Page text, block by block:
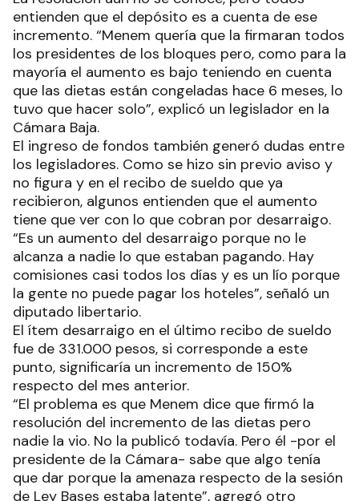
entienden que el depósito es a cuenta de ese
incremento. “Menem quería que la firmaran todos
los presidentes de los bloques pero, como para la
mayoría el aumento es bajo teniendo en cuenta
que las dietas están congeladas hace 6 meses, lo
tuvo que hacer solo”, explicó un legislador en la
Cámara Baja.
El ingreso de fondos también generó dudas entre
los legisladores. Como se hizo sin previo aviso y
no figura y en el recibo de sueldo que ya
recibieron, algunos entienden que el aumento
tiene que ver con lo que cobran por desarraigo.
“Es un aumento del desarraigo porque no le
alcanza a nadie lo que estaban pagando. Hay
comisiones casi todos los días y es un lío porque
la gente no puede pagar los hoteles”, señaló un
diputado libertario.
El ítem desarraigo en el último recibo de sueldo
fue de 331.000 pesos, si corresponde a este
punto, significaría un incremento de 150%
respecto del mes anterior.
“El problema es que Menem dice que firmó la
resolución del incremento de las dietas pero
nadie la vio. No la publicó todavía. Pero él -por el
presidente de la Cámara- sabe que algo tenía
que dar porque la amenaza respecto de la sesión
de Ley Bases estaba latente”, agregó otro